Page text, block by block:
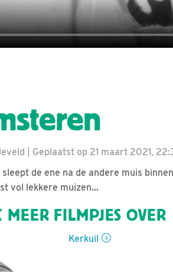
| Geplaatst op 21 maart 2021,
de ene na de andere muis
vol lekkere muizen...
MEER FILMPJES OVER
Kerkuil